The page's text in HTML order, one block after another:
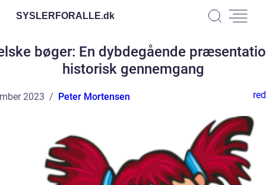
SYSLERFORALLE.dk
bøger: En dybdegående
historisk gennemgang
2023 Peter Mortensen